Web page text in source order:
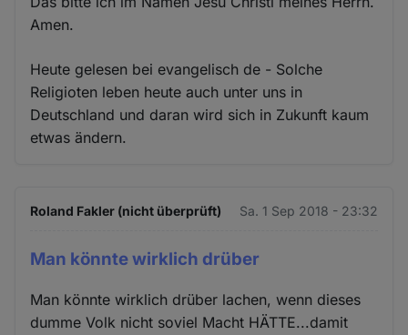
Amen.
Heute gelesen bei evangelisch de - Solche
Religioten leben heute auch unter uns in
Deutschland und daran wird sich in Zukunft kaum
etwas ändern.
Roland Fakler (nicht überprüft) Sa. 1 Sep 2018 - 23:32
Man könnte wirklich drüber
Man könnte wirklich drüber lachen, wenn dieses
dumme Volk nicht soviel Macht HÄTTE...damit